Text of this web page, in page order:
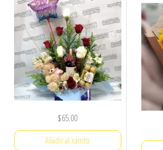
$65.00
Añadir al carrito